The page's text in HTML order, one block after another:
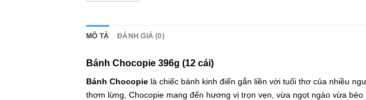
MÔ TẢ ĐÁNH GIÁ (0)
Bánh Chocopie 396g (12 cái)
Bánh Chocopie là chiếc bánh kinh điển gắn liền với tuổi thơ của nhiều
thơm lừng, Chocopie mang đến hương vị trọn vẹn, vừa ngọt ngào vừa